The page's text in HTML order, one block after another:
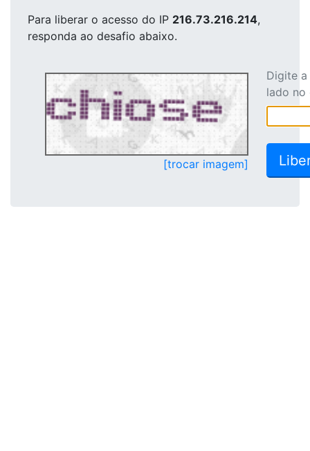
Para liberar o acesso do IP 216.73.216.214,
responda ao desafio abaixo.
[trocar imagem]
Digite
lado no